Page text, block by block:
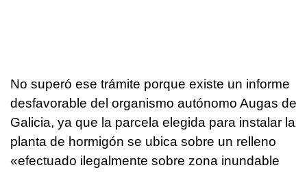
No superó ese trámite porque existe un informe
desfavorable del organismo autónomo Augas de
Galicia, ya que la parcela elegida para instalar la
planta de hormigón se ubica sobre un relleno
«efectuado ilegalmente sobre zona inundable